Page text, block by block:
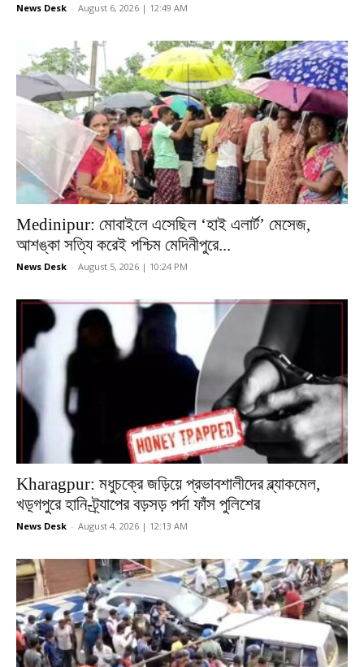
News Desk - August 6, 2026 | 12:49 AM
Medinipur: মোবাইলে এসেছিল ‘হাই এলার্ট’ মেসেজ,
আশঙ্কা সত্যি করেই পশ্চিম মেদিনীপুরে...
News Desk - August 5, 2026 | 10:24 PM
Kharagpur: মধুচক্রে জড়িয়ে প্রভাবশালীদের ব্ল্যাকমেল,
খড়্গপুরে হানি-ট্র্যাপের বড়সড় পর্দা ফাঁস পুলিশের
News Desk - August 4, 2026 | 12:13 AM